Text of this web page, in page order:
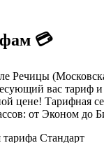
💳
Речицы
вас тариф и
цене! Тарифная
от Эконом до